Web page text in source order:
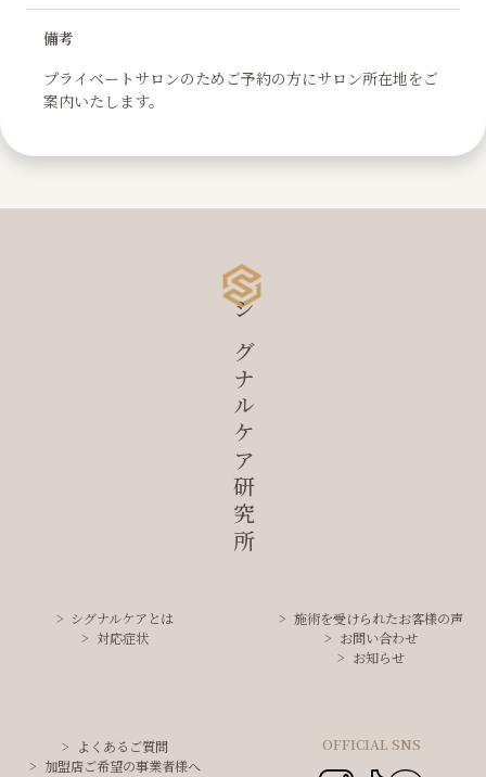
備考
プライベートサロンのためご予約の方にサロン所在地をご
案内いたします。
シグナルケア研究所
シグナルケアとは
対応症状
施術を受けられたお客様の声
お問い合わせ
お知らせ
よくあるご質問
加盟店ご希望の事業者様へ
OFFICIAL SNS